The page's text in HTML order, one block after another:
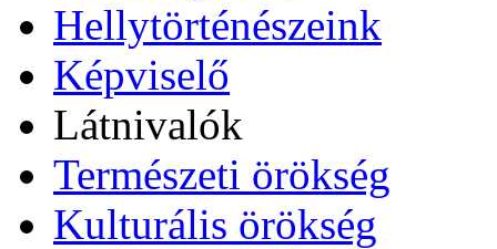
Hellytörténészeink
Képviselő
Látnivalók
Természeti örökség
Kulturális örökség